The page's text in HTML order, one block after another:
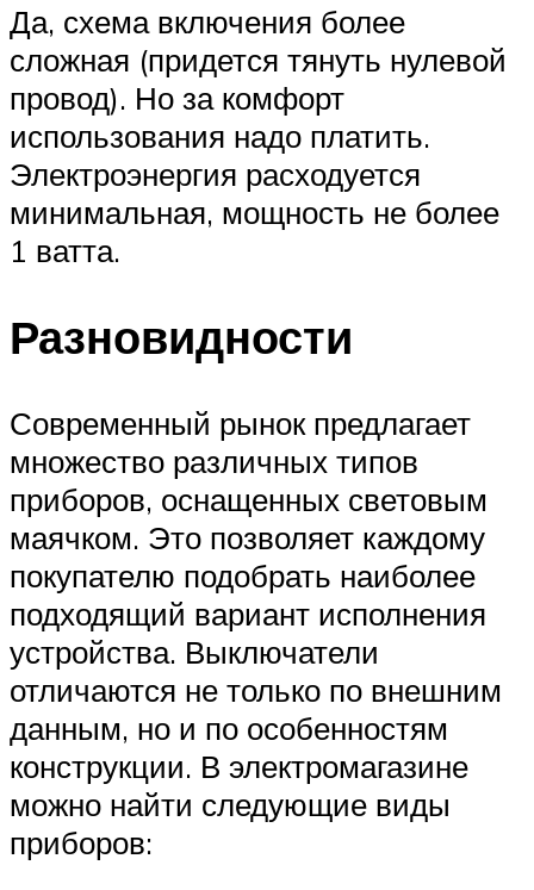
Да, схема включения более
сложная (придется тянуть нулевой
провод). Но за комфорт
использования надо платить.
Электроэнергия расходуется
минимальная, мощность не более
1 ватта.
Разновидности
Современный рынок предлагает
множество различных типов
приборов, оснащенных световым
маячком. Это позволяет каждому
покупателю подобрать наиболее
подходящий вариант исполнения
устройства. Выключатели
отличаются не только по внешним
данным, но и по особенностям
конструкции. В электромагазине
можно найти следующие виды
приборов: